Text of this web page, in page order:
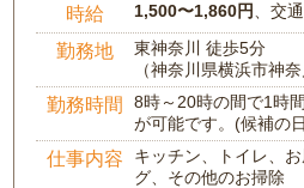
時給 1,500〜1,860円 、交
勤務地
東神奈川 徒歩5分
（神奈川県横浜市神奈
勤務時間
8時～20時の間で1時
が可能です。(候補の
仕事内容
キッチン、トイレ、
グ、その他のお掃除